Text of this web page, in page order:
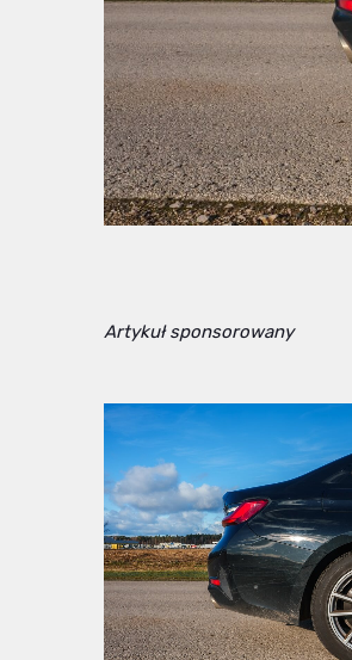
Artykuł sponsorowany